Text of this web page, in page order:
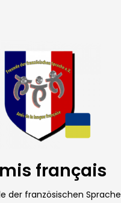
français
der französischen Sprache